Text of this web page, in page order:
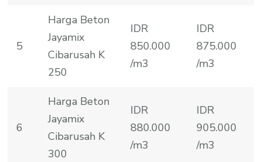
5
Harga Beton
Jayamix
Cibarusah K
250
IDR
850.000
/m3
IDR
875.000
/m3
6
Harga Beton
Jayamix
Cibarusah K
300
IDR
880.000
/m3
IDR
905.000
/m3